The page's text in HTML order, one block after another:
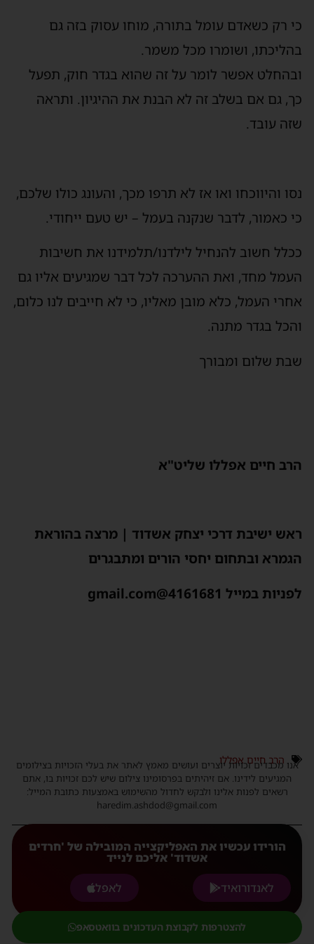
כי רק כשאדם עומל בתורה, מוחו עסוק בזה גם
בהליכתו, ושומרו מכל משמר.
ובהחלט אפשר לומר על זה שהוא בגדר חוק, תפעל
כך, גם אם בשלב זה לא הבנת את ההיגיון. ותראה
שזה עובד.
נסו והיווכחו ואו אז לא תרפו מכך, והעונג כולו שלכם,
כי כאמור, לדבר שנקנה בעמל – יש טעם ייחודי.
ככלל חשוב להנחיל לילדנו/תלמידנו את חשיבות
העמל מחד, ואת ההערכה לכל דבר שמגיעים אליו גם
אחרי העמל, כלא מובן מאליו, כי לא חייבים לנו כלום,
והכל בגדר מתנה.
שבת שלום ומבורך
הרב חיים אפללו שליט"א
ראש ישיבת דרכי יצחק אשדוד | מרצה בהוראת
הגמרא ובתחום יחסי הורים ומתבגרים
לפניות במייל 4161681@gmail.com
הרב חיים אפללו
אנו מכבדים זכויות יוצרים ועושים מאמץ לאתר את בעלי הזכויות בצילומים
המגיעים לידינו. אם זיהיתים בפרסומינו צילום שיש לכם זכויות בו, אתם
רשאים לפנות אלינו ולבקש לחדול מהשימוש באמצעות כתובת המייל:
haredim.ashdod@gmail.com
הורידו עכשיו את האפליקצייה המובילה של 'חרדים
אשדוד' אליכם לנייד
לאנדורואיד
לאפל
להצטרפות לקבוצת העדכונים בוואטסאפ